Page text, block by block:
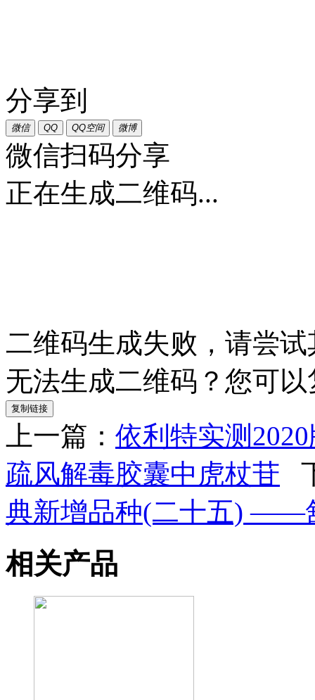
分享到
微信 QQ QQ空间 微博
微信扫码分享
正在生成二维码...
二维码生成失败，请尝
无法生成二维码？您可
复制链接
上一篇： 依利特实测
疏风解毒胶囊中虎杖苷
典新增品种(二十五) ——
相关产品